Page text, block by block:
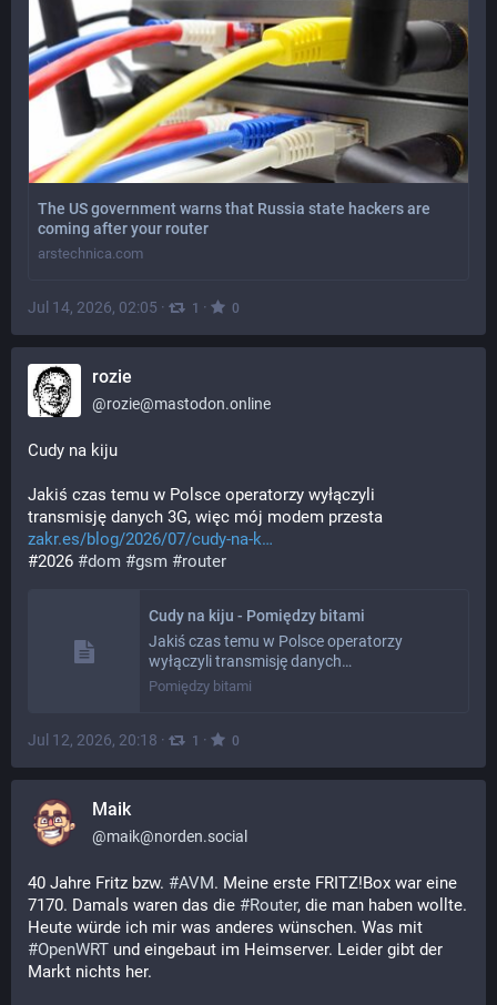
The US government warns that Russia state hackers are
coming after your router
arstechnica.com
Jul 14, 2026, 02:05 · 1 · 0
rozie
@rozie@mastodon.online
Cudy na kiju
Jakiś czas temu w Polsce operatorzy wyłączyli
transmisję danych 3G, więc mój modem przesta
zakr.es/blog/2026/07/cudy-na-k
#2026 #dom #gsm #router
Cudy na kiju - Pomiędzy bitami
Jakiś czas temu w Polsce operatorzy
wyłączyli transmisję danych…
Pomiędzy bitami
Jul 12, 2026, 20:18 · 1 · 0
Maik
@maik@norden.social
40 Jahre Fritz bzw. #AVM. Meine erste FRITZ!Box war eine
7170. Damals waren das die #Router, die man haben wollte.
#OpenWRT und eingebaut im Heimserver. Leider gibt der
Markt nichts her.